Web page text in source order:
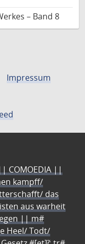
– Band 8
Impressum
COMOEDIA ||
kampff/
das
aus warheit
|| m#
Heel/ Todt/